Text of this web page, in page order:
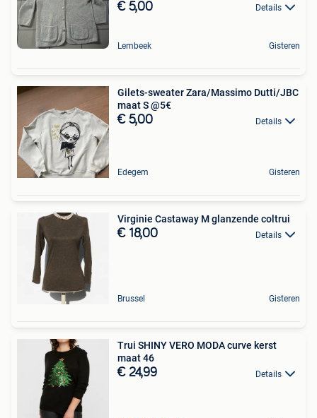
€ 5,00 Details
Lembeek Gisteren
Gilets-sweater Zara/Massimo Dutti/JBC
maat S @5€
€ 5,00 Details
Edegem Gisteren
Virginie Castaway M glanzende coltrui
€ 18,00 Details
Brussel Gisteren
Trui SHINY VERO MODA curve kerst
maat 46
€ 24,99 Details